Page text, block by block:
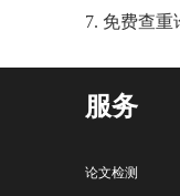
7. 免费查重
服务
论文检测